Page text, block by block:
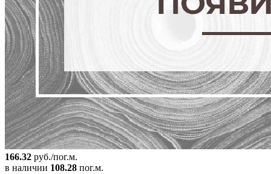
166.32 руб./пог.м.
в наличии 108.28 пог.м.